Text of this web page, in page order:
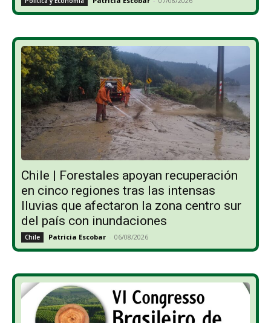
Chile | Forestales apoyan recuperación
en cinco regiones tras las intensas
lluvias que afectaron la zona centro sur
del país con inundaciones
Chile Patricia Escobar - 06/08/2026